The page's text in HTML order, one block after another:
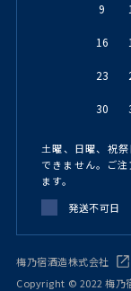
9
16
23
30
土曜、日曜、祝
できません。ご
ます。
発送不可日
梅乃宿酒造株式会社
Copyright © 2022 梅乃